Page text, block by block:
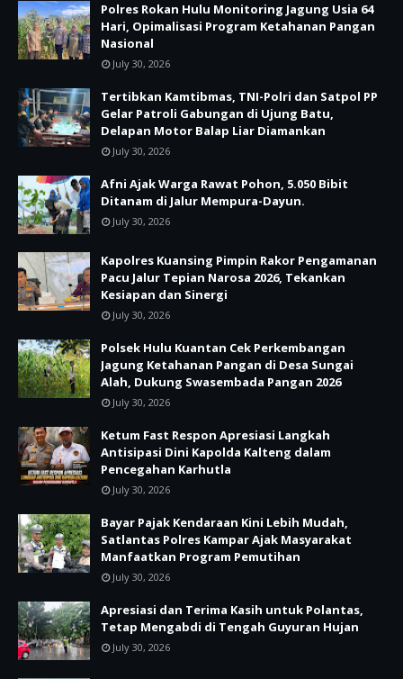
Polres Rokan Hulu Monitoring Jagung Usia 64
Hari, Opimalisasi Program Ketahanan Pangan
Nasional
July 30, 2026
Tertibkan Kamtibmas, TNI-Polri dan Satpol PP
Gelar Patroli Gabungan di Ujung Batu,
Delapan Motor Balap Liar Diamankan
July 30, 2026
Afni Ajak Warga Rawat Pohon, 5.050 Bibit
Ditanam di Jalur Mempura-Dayun.
July 30, 2026
Kapolres Kuansing Pimpin Rakor Pengamanan
Pacu Jalur Tepian Narosa 2026, Tekankan
Kesiapan dan Sinergi
July 30, 2026
Polsek Hulu Kuantan Cek Perkembangan
Jagung Ketahanan Pangan di Desa Sungai
Alah, Dukung Swasembada Pangan 2026
July 30, 2026
Ketum Fast Respon Apresiasi Langkah
Antisipasi Dini Kapolda Kalteng dalam
Pencegahan Karhutla
July 30, 2026
Bayar Pajak Kendaraan Kini Lebih Mudah,
Satlantas Polres Kampar Ajak Masyarakat
Manfaatkan Program Pemutihan
July 30, 2026
Apresiasi dan Terima Kasih untuk Polantas,
Tetap Mengabdi di Tengah Guyuran Hujan
July 30, 2026